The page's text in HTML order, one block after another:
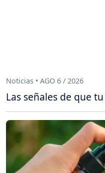
Noticias • AGO 6 / 2026
Las señales de que